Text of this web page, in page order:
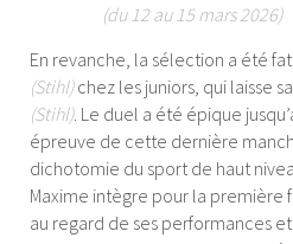
(du 12 au 15 mars 2026)
En revanche, la sélection a été
(Stihl)chez les juniors, qui laisse
(Stihl). Le duel a été épique
épreuve de cette dernière
dichotomie du sport de haut
Maxime intègre pour la première
au regard de ses performances